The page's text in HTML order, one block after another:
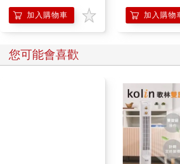
開餐廳的夢，省吃儉用拚命存錢。我還記得
到另一座城市，從此與我朋友見面的次數少
以徹底改寫你的人生，可以帶你上天堂，也
很多小企業的產品與服務好極了，又有一群
是全心經營，那為何會倒閉？他們會告訴你
我服務過個人企業家與企業，請教過企業創
的高層，也自己創辦過幾家市值數百萬澳元
如今遍及全國的「小型企業節」。令我自豪
節」名列《Inc.》小型企業不容錯過的「前
加入購物車 加入購物
您可能會喜歡